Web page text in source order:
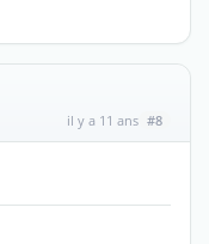
il y a 11 ans #8